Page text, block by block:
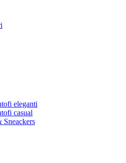
eleganti
casual
Sneackers